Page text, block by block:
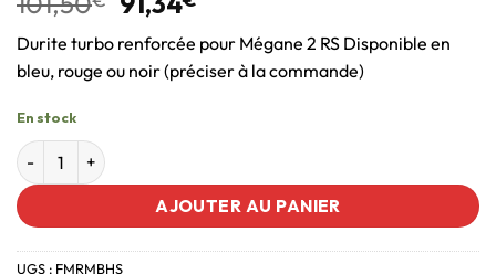
Durite turbo renforcée pour Mégane 2 RS Disponible en
bleu, rouge ou noir (préciser à la commande)
En stock
AJOUTER AU PANIER
UGS : FMRMBHS